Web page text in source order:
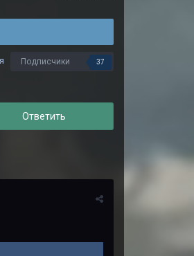
Подписчики 37
Ответить